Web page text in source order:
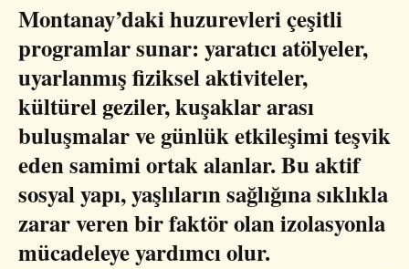
Montanay’daki huzurevleri çeşitli
programlar sunar: yaratıcı atölyeler,
uyarlanmış fiziksel aktiviteler,
kültürel geziler, kuşaklar arası
buluşmalar ve günlük etkileşimi teşvik
eden samimi ortak alanlar. Bu aktif
sosyal yapı, yaşlıların sağlığına sıklıkla
zarar veren bir faktör olan izolasyonla
mücadeleye yardımcı olur.